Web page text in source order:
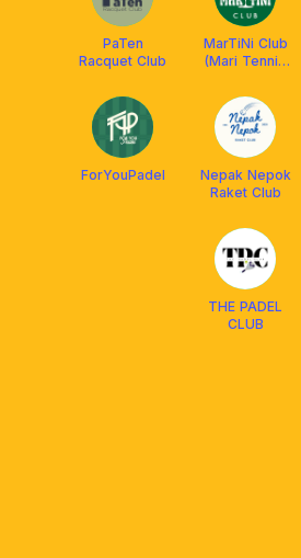
PaTen
Racquet Club
MarTiNi Club
(Mari Tennis
ForYouPadel
Nepak Nepok
Raket Club
THE PADEL
CLUB